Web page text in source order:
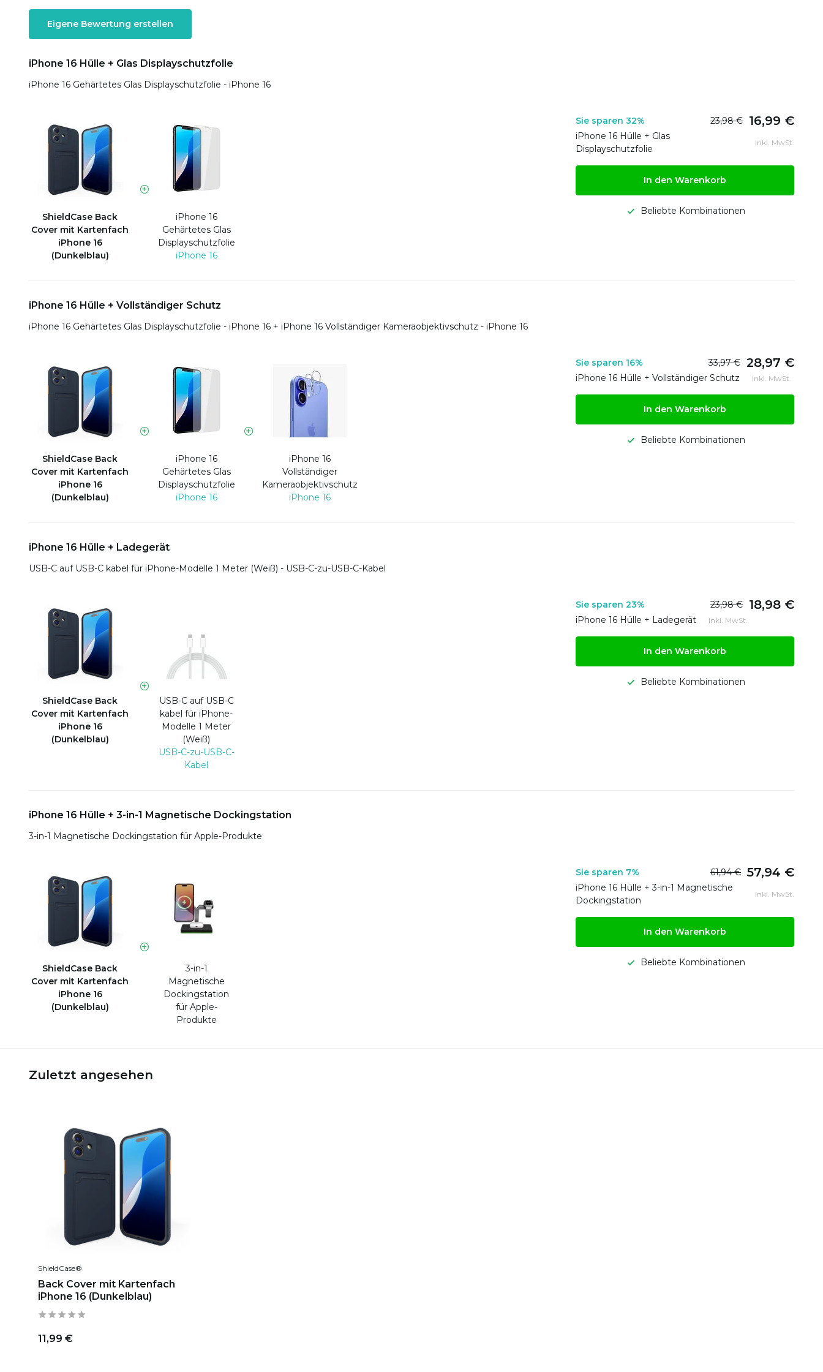
Eigene Bewertung erstellen
iPhone 16 Hülle + Glas Displayschutzfolie
iPhone 16 Gehärtetes Glas Displayschutzfolie - iPhone 16
ShieldCase Back
Cover mit Kartenfach
iPhone 16
(Dunkelblau)
iPhone 16
Gehärtetes Glas
Displayschutzfolie
iPhone 16
Sie sparen 32% 23,98 € 16,99 €
iPhone 16 Hülle + Glas
Displayschutzfolie
Inkl. MwSt.
In den Warenkorb
Beliebte Kombinationen
iPhone 16 Hülle + Vollständiger Schutz
iPhone 16 Gehärtetes Glas Displayschutzfolie - iPhone 16 + iPhone 16 Vollständiger Kameraobjektivschutz - iPhone 16
ShieldCase Back
Cover mit Kartenfach
iPhone 16
(Dunkelblau)
iPhone 16
Gehärtetes Glas
Displayschutzfolie
iPhone 16
iPhone 16
Vollständiger
Kameraobjektivschutz
iPhone 16
Sie sparen 16% 33,97 € 28,97 €
iPhone 16 Hülle + Vollständiger Schutz Inkl. MwSt.
In den Warenkorb
Beliebte Kombinationen
iPhone 16 Hülle + Ladegerät
USB-C auf USB-C kabel für iPhone-Modelle 1 Meter (Weiß) - USB-C-zu-USB-C-Kabel
ShieldCase Back
Cover mit Kartenfach
iPhone 16
(Dunkelblau)
USB-C auf USB-C
kabel für iPhone-
Modelle 1 Meter
(Weiß)
USB-C-zu-USB-C-
Kabel
Sie sparen 23% 23,98 € 18,98 €
iPhone 16 Hülle + Ladegerät Inkl. MwSt.
In den Warenkorb
Beliebte Kombinationen
iPhone 16 Hülle + 3-in-1 Magnetische Dockingstation
3-in-1 Magnetische Dockingstation für Apple-Produkte
ShieldCase Back
Cover mit Kartenfach
iPhone 16
(Dunkelblau)
3-in-1
Magnetische
Dockingstation
für Apple-
Produkte
Sie sparen 7% 61,94 € 57,94 €
iPhone 16 Hülle + 3-in-1 Magnetische
Dockingstation
Inkl. MwSt.
In den Warenkorb
Beliebte Kombinationen
Zuletzt angesehen
ShieldCase®
Back Cover mit Kartenfach
iPhone 16 (Dunkelblau)
11,99 €